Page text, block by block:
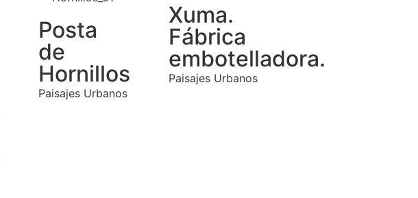
Posta
de
Hornillos
Paisajes Urbanos
Xuma.
Fábrica
embotelladora.
Paisajes Urbanos